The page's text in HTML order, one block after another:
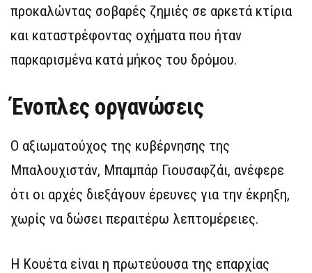
προκαλώντας σοβαρές ζημιές σε αρκετά κτίρια
και καταστρέφοντας οχήματα που ήταν
παρκαρισμένα κατά μήκος του δρόμου.
Ένοπλες οργανώσεις
Ο αξιωματούχος της κυβέρνησης της
Μπαλουχιστάν, Μπαμπάρ Γιουσαφζάι, ανέφερε
ότι οι αρχές διεξάγουν έρευνες για την έκρηξη,
χωρίς να δώσει περαιτέρω λεπτομέρειες.
Η Κουέτα είναι η πρωτεύουσα της επαρχίας